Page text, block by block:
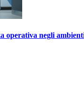
operativa negli